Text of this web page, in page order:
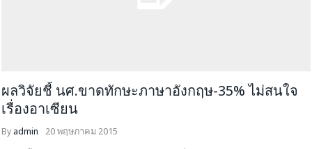
ผลวิจัยชี้ นศ.ขาดทักษะภาษาอังกฤษ-35% ไม่สนใจ
เรื่องอาเซียน
By admin 20 พฤษภาคม 2015